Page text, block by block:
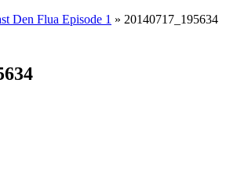
Den Flua Episode 1 » 20140717_195634